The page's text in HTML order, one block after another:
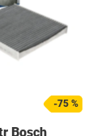
-75 %
Bosch